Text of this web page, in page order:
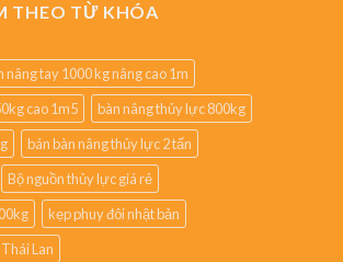
THEO TỪ KHÓA
nâng tay 1000 kg nâng cao 1m
cao 1m5
bàn nâng thủy lực 800kg
bán bàn nâng thủy lực 2 tấn
Bộ nguồn thủy lực giá rẻ
kẹp phuy đôi nhật bản
Lan